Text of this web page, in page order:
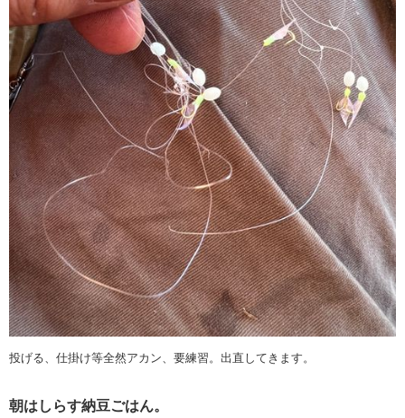
投げる、仕掛け等全然アカン、要練習。出直してきます。
朝はしらす納豆ごはん。